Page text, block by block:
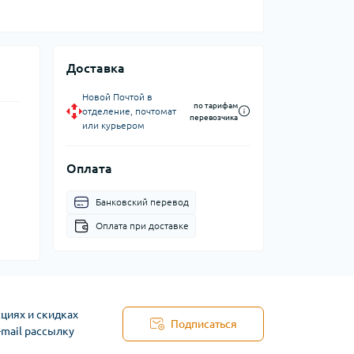
Доставка
Новой Почтой в
отделение, почтомат
или курьером
по тарифам
перевозчика
Оплата
Банковский перевод
Оплата при доставке
и скидках
рассылку
Подписаться